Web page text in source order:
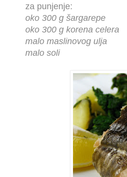
za punjenje:
oko 300 g šargarepe
oko 300 g korena celera
malo maslinovog ulja
malo soli